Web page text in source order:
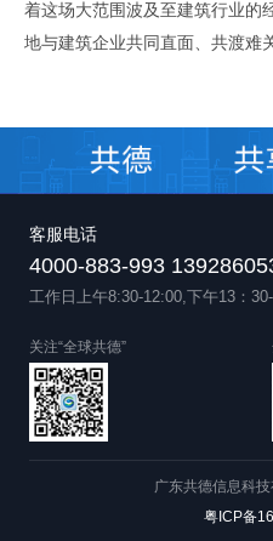
着这场大范围波及至建筑行业的
地与建筑企业共同直面、 共渡难
客服电话
4000-883-993
工作日上午8:30-12:00,下午13：
关注“全球共德”
广东共德信息科
粤ICP备